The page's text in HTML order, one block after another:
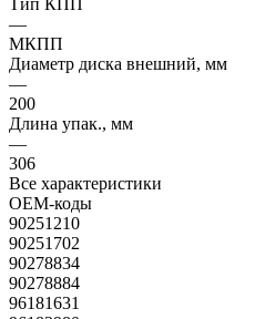
—
МКПП
Диаметр диска внешний, мм
—
200
Длина упак., мм
—
306
Все характеристики
OEM-коды
90251210
90251702
90278834
90278884
96181631